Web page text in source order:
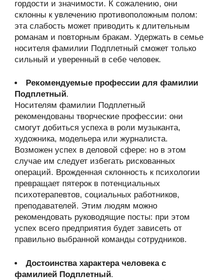
гордости и значимости. К сожалению, они
склонны к увлечению противоположным полом:
эта слабость может приводить к длительным
романам и повторным бракам. Удержать в семье
носителя фамилии Подплетный сможет только
сильный и уверенный в себе человек.
Рекомендуемые профессии для фамилии
Подплетный.
Носителям фамилии Подплетный
рекомендованы творческие профессии: они
смогут добиться успеха в роли музыканта,
художника, модельера или журналиста.
Возможен успех в деловой сфере: но в этом
случае им следует избегать рискованных
операций. Врожденная склонность к психологии
превращает пятерок в потенциальных
психотерапевтов, социальных работников,
преподавателей. Этим людям можно
рекомендовать руководящие посты: при этом
успех всего предприятия будет зависеть от
правильно выбранной команды сотрудников.
Достоинства характера человека с
фамилией Подплетный.